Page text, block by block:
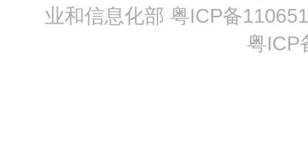
业和信息化部 粤ICP备
粤ICP